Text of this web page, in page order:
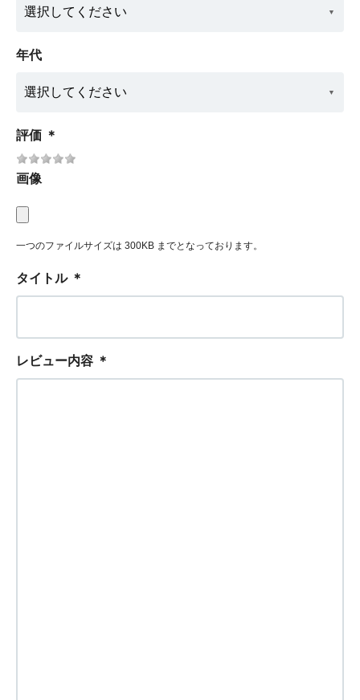
年代
評価 ＊
画像
一つのファイルサイズは 300KB までとなっております。
タイトル ＊
レビュー内容 ＊